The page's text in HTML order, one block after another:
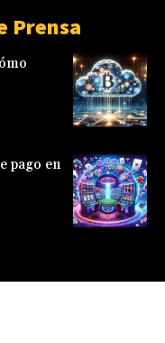
Prensa
pago en